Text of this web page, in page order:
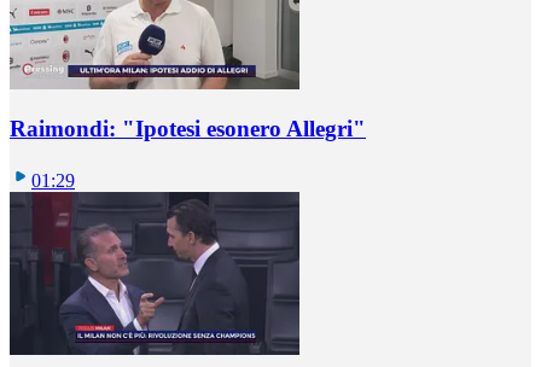
Raimondi: "Ipotesi esonero Allegri"
01:29